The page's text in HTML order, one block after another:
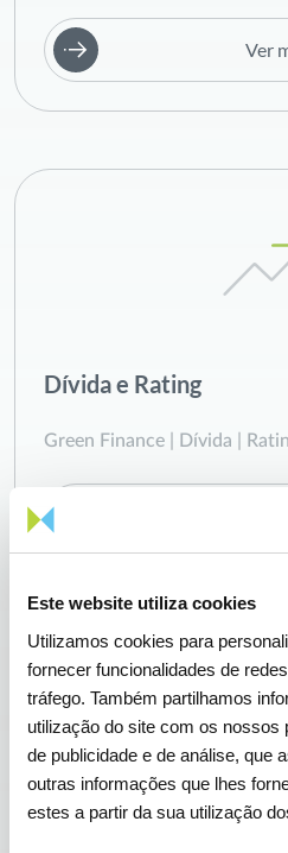
Este website utiliza cookies
Utilizamos cookies para
fornecer funcionalidades de
tráfego. Também partilhamos
utilização do site com os nossos
de publicidade e de análise, que
outras informações que lhes
estes a partir da sua utilização
Ver
Dívida e Rating
Green Finance | Dívida |